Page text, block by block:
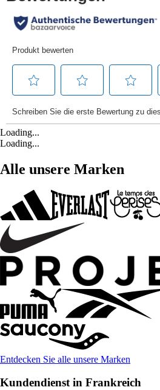
Loading...
Loading...
Alle unsere Marken
Entdecken Sie alle unsere Marken
Kundendienst in Frankreich